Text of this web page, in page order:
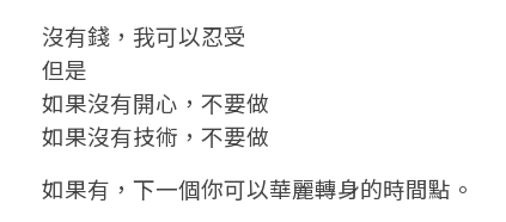
沒有錢，我可以忍受
但是
如果沒有開心，不要做
如果沒有技術，不要做
如果有，下一個你可以華麗轉身的時間點。